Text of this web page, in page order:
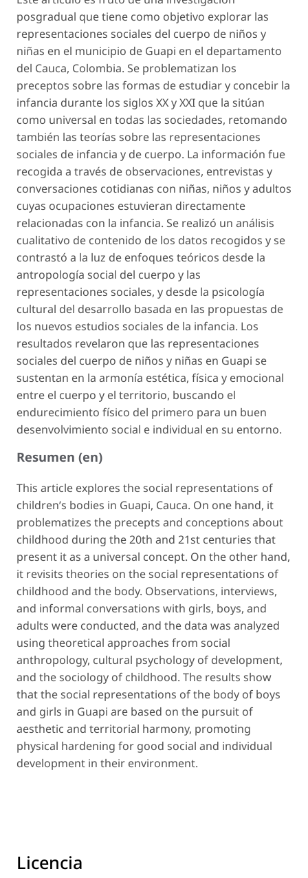
posgradual que tiene como objetivo explorar las
representaciones sociales del cuerpo de niños y
niñas en el municipio de Guapi en el departamento
del Cauca, Colombia. Se problematizan los
preceptos sobre las formas de estudiar y concebir la
infancia durante los siglos XX y XXI que la sitúan
como universal en todas las sociedades, retomando
también las teorías sobre las representaciones
sociales de infancia y de cuerpo. La información fue
recogida a través de observaciones, entrevistas y
conversaciones cotidianas con niñas, niños y adultos
cuyas ocupaciones estuvieran directamente
relacionadas con la infancia. Se realizó un análisis
cualitativo de contenido de los datos recogidos y se
contrastó a la luz de enfoques teóricos desde la
antropología social del cuerpo y las
representaciones sociales, y desde la psicología
cultural del desarrollo basada en las propuestas de
los nuevos estudios sociales de la infancia. Los
resultados revelaron que las representaciones
sociales del cuerpo de niños y niñas en Guapi se
sustentan en la armonía estética, física y emocional
entre el cuerpo y el territorio, buscando el
endurecimiento físico del primero para un buen
desenvolvimiento social e individual en su entorno.
Resumen (en)
This article explores the social representations of
children’s bodies in Guapi, Cauca. On one hand, it
problematizes the precepts and conceptions about
childhood during the 20th and 21st centuries that
present it as a universal concept. On the other hand,
it revisits theories on the social representations of
childhood and the body. Observations, interviews,
and informal conversations with girls, boys, and
adults were conducted, and the data was analyzed
using theoretical approaches from social
anthropology, cultural psychology of development,
and the sociology of childhood. The results show
that the social representations of the body of boys
and girls in Guapi are based on the pursuit of
aesthetic and territorial harmony, promoting
physical hardening for good social and individual
development in their environment.
Licencia